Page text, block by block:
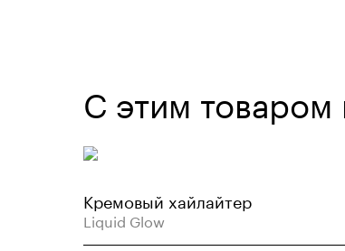
С этим товаром
Кремовый хайлайтер
Liquid Glow